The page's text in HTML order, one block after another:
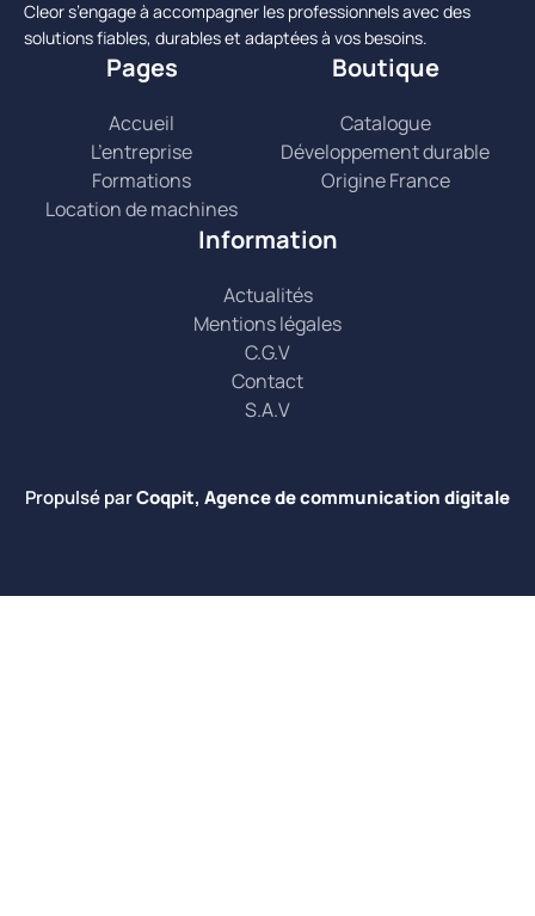
Cleor s’engage à accompagner les professionnels avec des
solutions fiables, durables et adaptées à vos besoins.
Pages
Accueil
L’entreprise
Formations
Location de machines
Boutique
Catalogue
Développement durable
Origine France
Information
Actualités
Mentions légales
C.G.V
Contact
S.A.V
Propulsé parCoqpit, Agence de communication digitale